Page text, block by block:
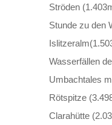
Ströden
Stunde zu den
Wasserfällen
Umbachtales
Rötspitze
Clarahütte